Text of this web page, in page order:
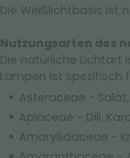
Die Weißlichtbasis ist
Nutzungsarten des
Die natürliche Lichtart
Lampen ist spezifisch
Asteraceae - Salat,
Apiaceae - Dill,
Amaryllidaceae -